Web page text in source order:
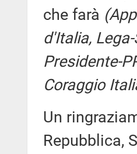
che farà
d'Italia,
Presidente-
Coraggio
Un
Repubblica,